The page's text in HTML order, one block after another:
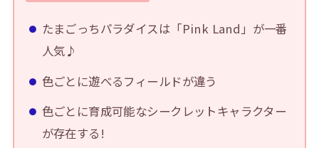
たまごっちパラダイスは「Pink Land」が一番
人気♪
色ごとに遊べるフィールドが違う
色ごとに育成可能なシークレットキャラクター
が存在する!